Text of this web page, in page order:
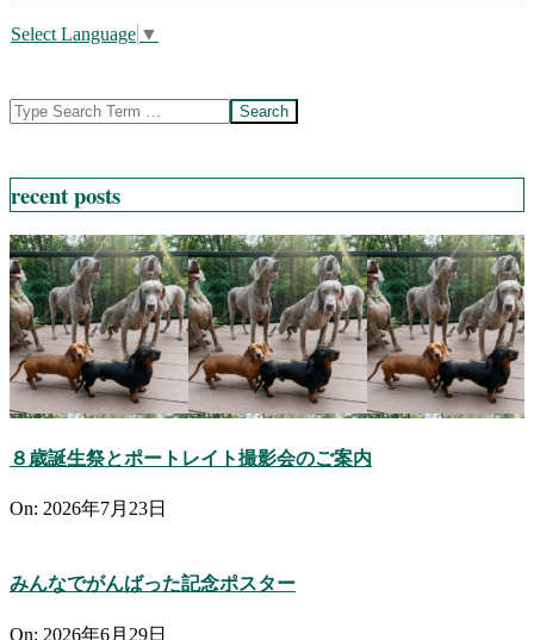
Select Language ▼
Search
recent posts
８歳誕生祭とポートレイト撮影会のご案内
On: 2026年7月23日
みんなでがんばった記念ポスター
On: 2026年6月29日